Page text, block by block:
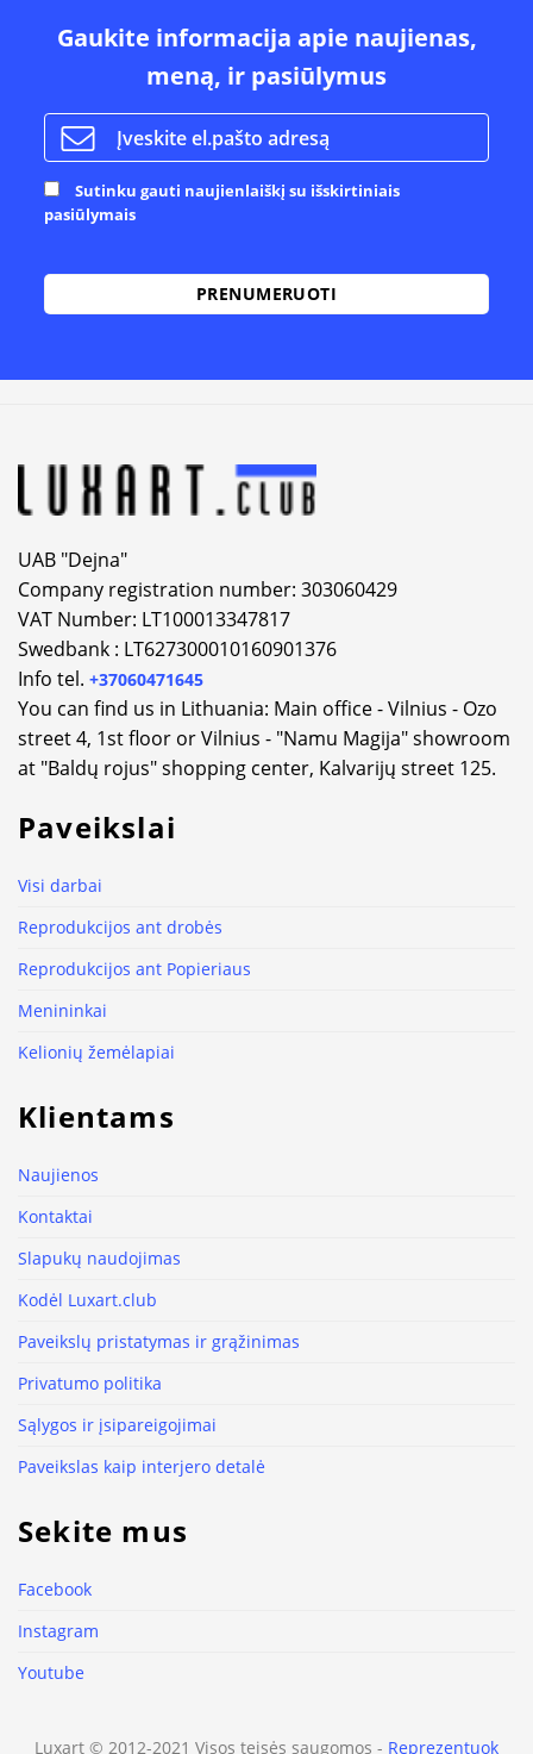
Gaukite informacija apie naujienas,
meną, ir pasiūlymus
Sutinku gauti naujienlaiškį su išskirtiniais
pasiūlymais
UAB "Dejna"
Company registration number: 303060429
VAT Number: LT100013347817
Swedbank : LT627300010160901376
Info tel. +37060471645
You can find us in Lithuania: Main office - Vilnius - Ozo
street 4, 1st floor or Vilnius - "Namu Magija" showroom
at "Baldų rojus" shopping center, Kalvarijų street 125.
Paveikslai
Visi darbai
Reprodukcijos ant drobės
Reprodukcijos ant Popieriaus
Menininkai
Kelionių žemėlapiai
Klientams
Naujienos
Kontaktai
Slapukų naudojimas
Kodėl Luxart.club
Paveikslų pristatymas ir grąžinimas
Privatumo politika
Sąlygos ir įsipareigojimai
Paveikslas kaip interjero detalė
Sekite mus
Facebook
Instagram
Youtube
Luxart © 2012-2021 Visos teisės saugomos - Reprezentuok